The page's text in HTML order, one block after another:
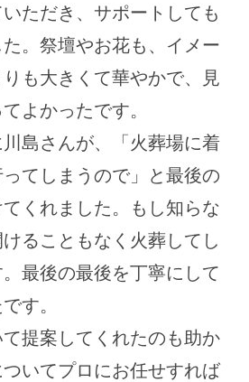
ただき、サポートしても
。祭壇やお花も、イメー
も大きくて華やかで、見
よかったです。
島さんが、「火葬場に着
てしまうので」と最後の
くれました。もし知らな
ることもなく火葬してし
最後の最後を丁寧にして
す。
提案してくれたのも助か
いてプロにお任せすれば